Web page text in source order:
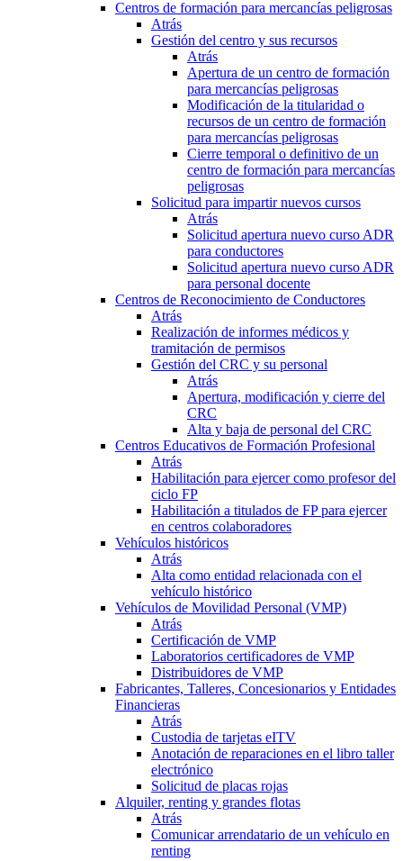
Centros de formación para mercancías peligrosas
Atrás
Gestión del centro y sus recursos
Atrás
Apertura de un centro de formación
para mercancías peligrosas
Modificación de la titularidad o
recursos de un centro de formación
para mercancías peligrosas
Cierre temporal o definitivo de un
centro de formación para mercancías
peligrosas
Solicitud para impartir nuevos cursos
Atrás
Solicitud apertura nuevo curso ADR
para conductores
Solicitud apertura nuevo curso ADR
para personal docente
Centros de Reconocimiento de Conductores
Atrás
Realización de informes médicos y
tramitación de permisos
Gestión del CRC y su personal
Atrás
Apertura, modificación y cierre del
CRC
Alta y baja de personal del CRC
Centros Educativos de Formación Profesional
Atrás
Habilitación para ejercer como profesor del
ciclo FP
Habilitación a titulados de FP para ejercer
en centros colaboradores
Vehículos históricos
Atrás
Alta como entidad relacionada con el
vehículo histórico
Vehículos de Movilidad Personal (VMP)
Atrás
Certificación de VMP
Laboratorios certificadores de VMP
Distribuidores de VMP
Fabricantes, Talleres, Concesionarios y Entidades
Financieras
Atrás
Custodia de tarjetas eITV
Anotación de reparaciones en el libro taller
electrónico
Solicitud de placas rojas
Alquiler, renting y grandes flotas
Atrás
Comunicar arrendatario de un vehículo en
renting